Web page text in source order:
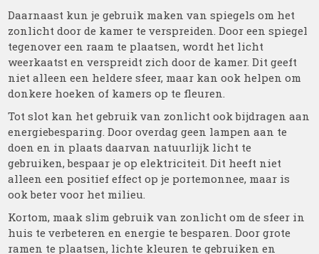
Daarnaast kun je gebruik maken van spiegels om het
zonlicht door de kamer te verspreiden. Door een spiegel
tegenover een raam te plaatsen, wordt het licht
weerkaatst en verspreidt zich door de kamer. Dit geeft
niet alleen een heldere sfeer, maar kan ook helpen om
donkere hoeken of kamers op te fleuren.
Tot slot kan het gebruik van zonlicht ook bijdragen aan
energiebesparing. Door overdag geen lampen aan te
doen en in plaats daarvan natuurlijk licht te
gebruiken, bespaar je op elektriciteit. Dit heeft niet
alleen een positief effect op je portemonnee, maar is
ook beter voor het milieu.
Kortom, maak slim gebruik van zonlicht om de sfeer in
huis te verbeteren en energie te besparen. Door grote
ramen te plaatsen, lichte kleuren te gebruiken en